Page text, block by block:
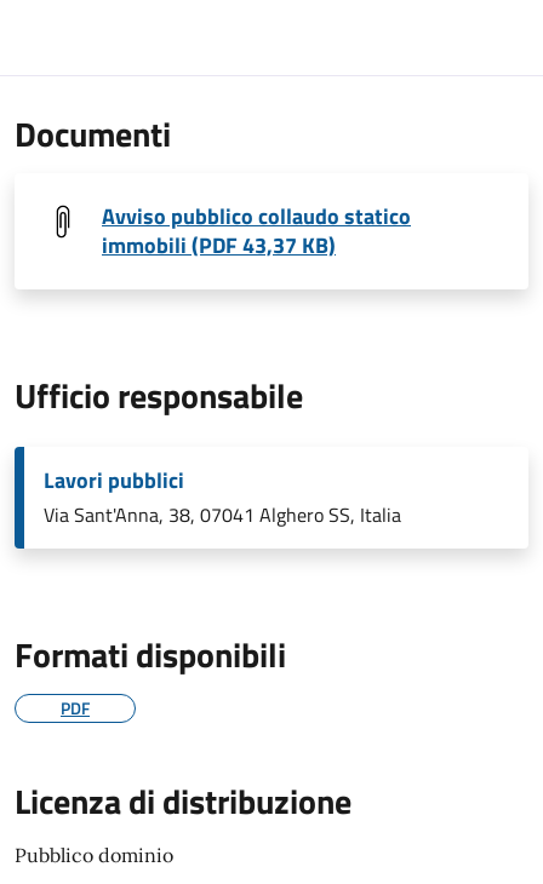
Documenti
Avviso pubblico collaudo statico
immobili (PDF 43,37 KB)
Ufficio responsabile
Lavori pubblici
Via Sant'Anna, 38, 07041 Alghero SS, Italia
Formati disponibili
PDF
Licenza di distribuzione
Pubblico dominio